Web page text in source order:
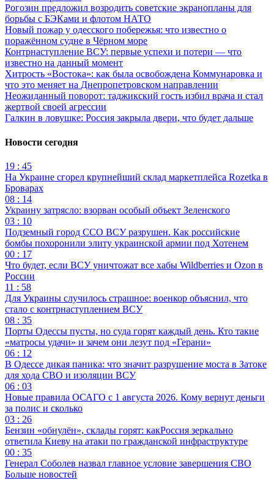
Рогозин предложил возродить советские экранопланы для
борьбы с БЭКами и флотом НАТО
Новый пожар у одесского побережья: что известно о
поражённом судне в Чёрном море
Контрнаступление ВСУ: первые успехи и потери — что
известно на данный момент
Хитрость «Востока»: как была освобождена Коммунаровка и
что это меняет на Днепропетровском направлении
Неожиданный поворот: таджикский гость избил врача и стал
жертвой своей агрессии
Галкин в ловушке: Россия закрыла двери, что будет дальше
Новости сегодня
19 : 45
На Украине сгорел крупнейший склад маркетплейса Rozetka в
Броварах
08 : 14
Украину затрясло: взорван особый объект Зеленского
03 : 10
Подземный город ССО ВСУ разрушен. Как российские
бомбы похоронили элиту украинской армии под Хотенем
00 : 17
Что будет, если ВСУ уничтожат все хабы Wildberries и Ozon в
России
11 : 58
Для Украины случилось страшное: военкор объяснил, что
стало с контрнаступлением ВСУ
08 : 35
Порты Одессы пусты, но суда горят каждый день. Кто такие
«матросы удачи» и зачем они лезут под «Герани»
06 : 12
В Одессе дикая паника: что значит разрушение моста в Затоке
для хода СВО и изоляции ВСУ
06 : 03
Новые правила ОСАГО с 1 августа 2026. Кому вернут деньги
за полис и сколько
03 : 26
Бензин «обнулён», склады горят: какРоссия зеркально
ответила Киеву на атаки по гражданской инфраструктуре
00 : 35
Генерал Соболев назвал главное условие завершения СВО
Больше новостей